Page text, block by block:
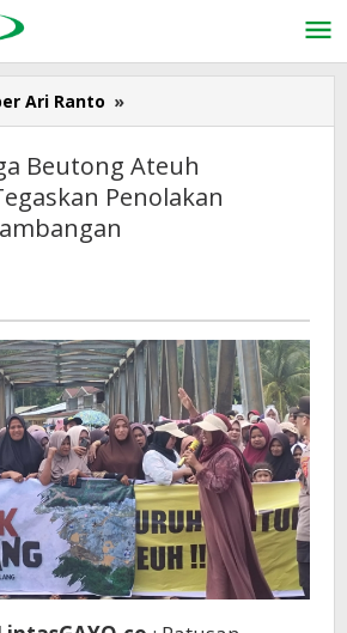
Ari Ranto »
Warga
Beutong
Ateuh
Banggalang
Beutong Ateuh
Penolakan